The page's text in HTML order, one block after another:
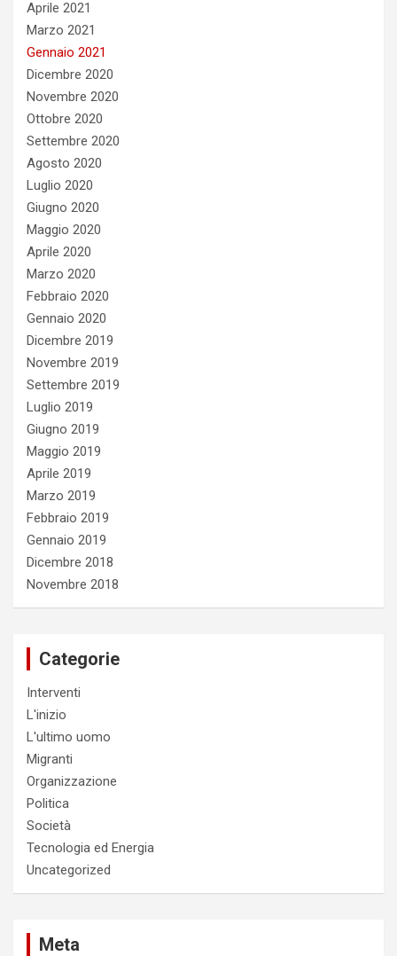
Aprile 2021
Marzo 2021
Gennaio 2021
Dicembre 2020
Novembre 2020
Ottobre 2020
Settembre 2020
Agosto 2020
Luglio 2020
Giugno 2020
Maggio 2020
Aprile 2020
Marzo 2020
Febbraio 2020
Gennaio 2020
Dicembre 2019
Novembre 2019
Settembre 2019
Luglio 2019
Giugno 2019
Maggio 2019
Aprile 2019
Marzo 2019
Febbraio 2019
Gennaio 2019
Dicembre 2018
Novembre 2018
Categorie
Interventi
L'inizio
L'ultimo uomo
Migranti
Organizzazione
Politica
Società
Tecnologia ed Energia
Uncategorized
Meta